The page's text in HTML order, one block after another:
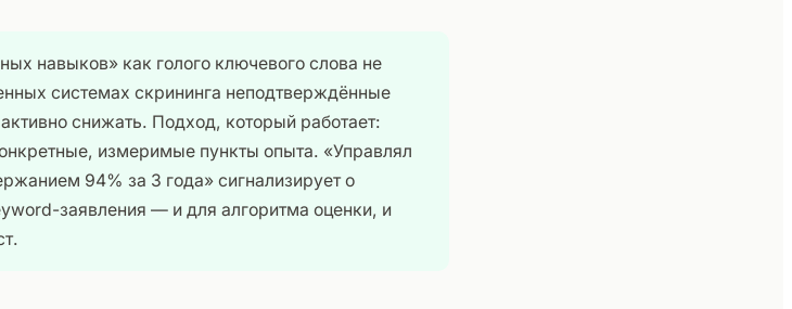
навыков» как голого ключевого слова не
системах скрининга неподтверждённые
снижать. Подход, который работает:
измеримые пункты опыта. «Управлял
94% за 3 года» сигнализирует о
заявления — и для алгоритма оценки, и